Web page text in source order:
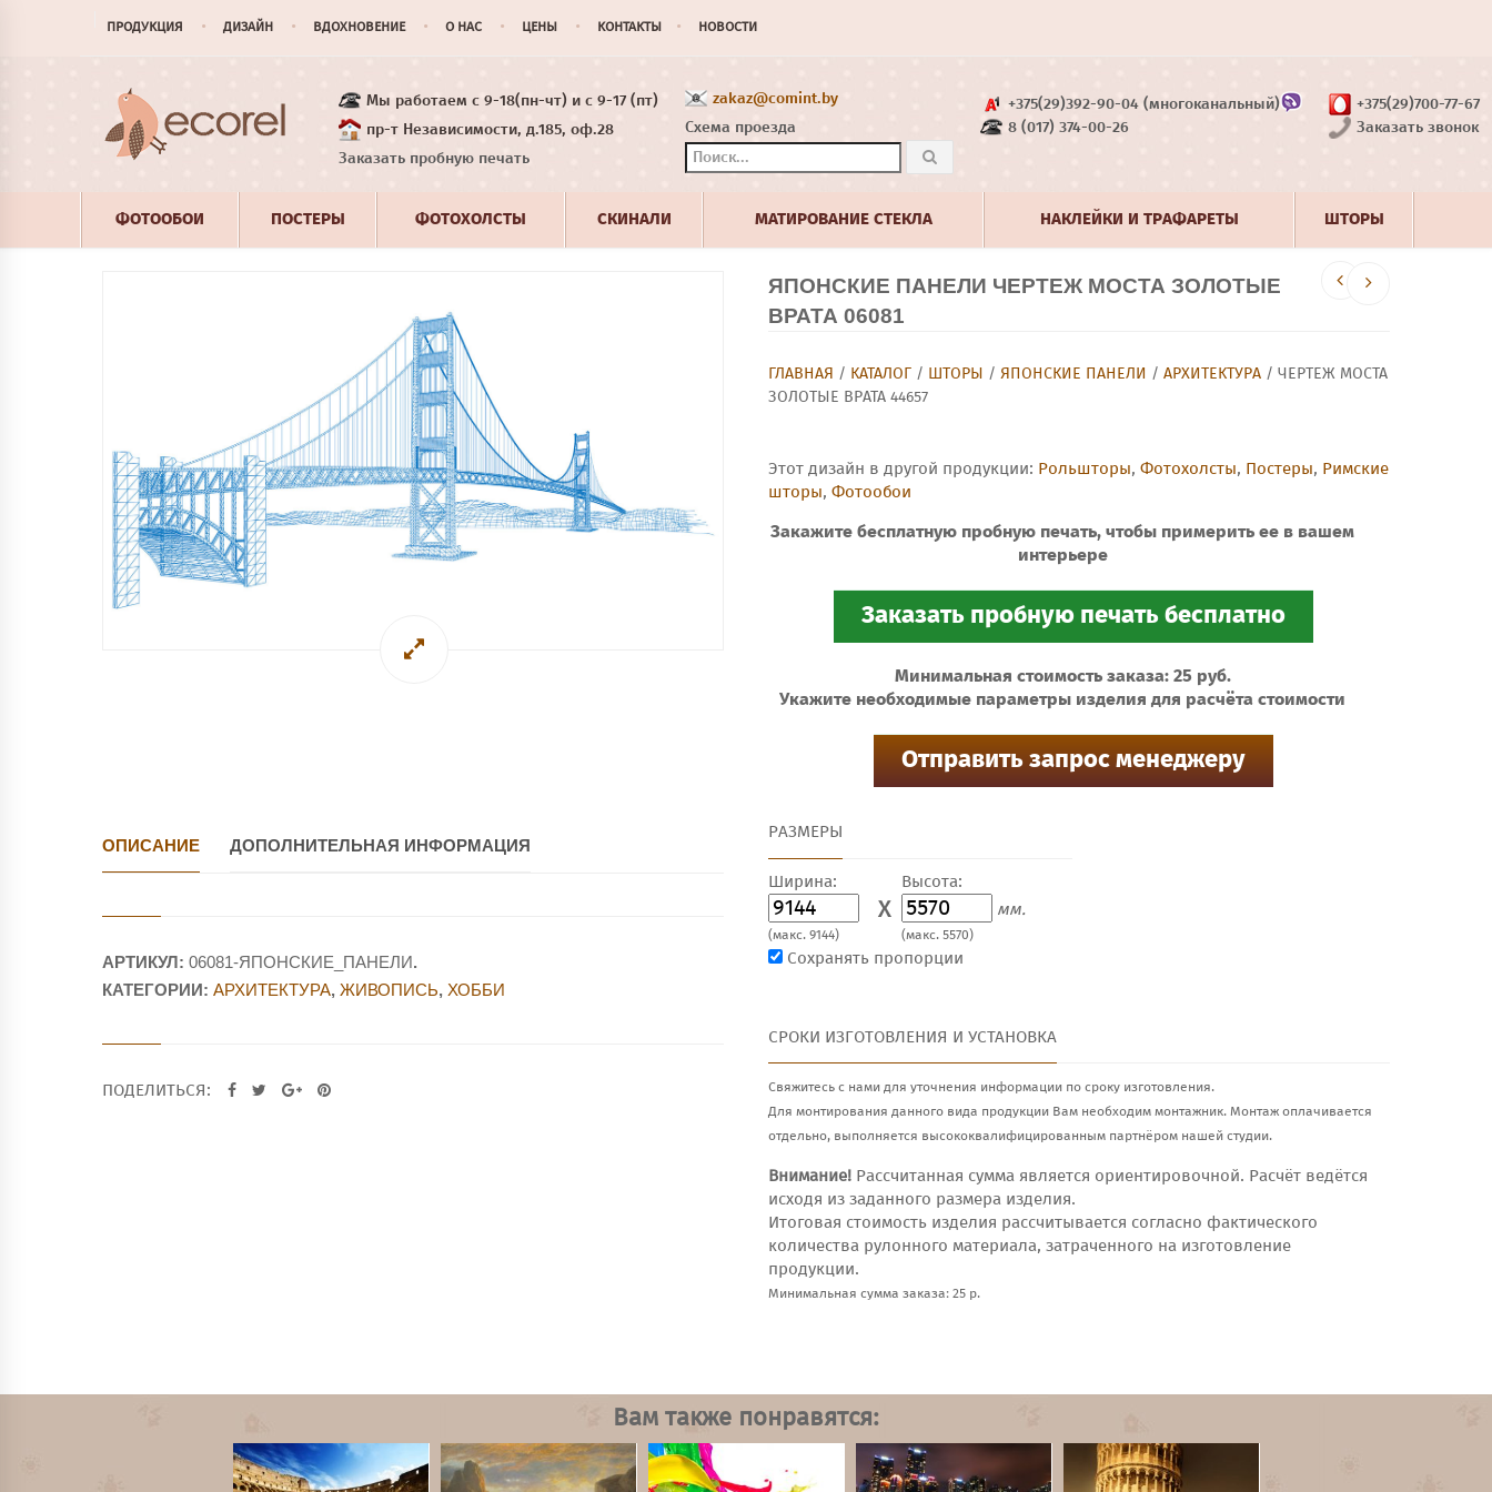
ПРОДУКЦИЯ ДИЗАЙН ВДОХНОВЕНИЕ О НАС ЦЕНЫ КОНТАКТЫ НОВОСТИ
Мы работаем с 9-18(пн-чт) и с 9-17 (пт)
пр-т Независимости, д.185, оф.28
Заказать пробную печать
zakaz@comint.by
Схема проезда
+375(29)392-90-04 (многоканальный)
8 (017) 374-00-26
+375(29)700-77-67
Заказать звонок
ФОТООБОИ ПОСТЕРЫ ФОТОХОЛСТЫ СКИНАЛИ МАТИРОВАНИЕ СТЕКЛА НАКЛЕЙКИ И ТРАФАРЕТЫ ШТОРЫ
ЯПОНСКИЕ ПАНЕЛИ ЧЕРТЕЖ МОСТА ЗОЛОТЫЕ
ВРАТА 06081
ГЛАВНАЯ / КАТАЛОГ / ШТОРЫ / ЯПОНСКИЕ ПАНЕЛИ / АРХИТЕКТУРА / ЧЕРТЕЖ МОСТА
ЗОЛОТЫЕ ВРАТА 44657
Этот дизайн в другой продукции: Рольшторы, Фотохолсты, Постеры, Римские
шторы, Фотообои
Закажите бесплатную пробную печать, чтобы примерить ее в вашем
интерьере
Минимальная стоимость заказа: 25 руб.
Укажите необходимые параметры изделия для расчёта стоимости
РАЗМЕРЫ
Ширина:
X
(макс. 9144)
Высота:
мм.
(макс. 5570)
Сохранять пропорции
СРОКИ ИЗГОТОВЛЕНИЯ И УСТАНОВКА
Свяжитесь с нами для уточнения информации по сроку изготовления.
Для монтирования данного вида продукции Вам необходим монтажник. Монтаж оплачивается
отдельно, выполняется высококвалифицированным партнёром нашей студии.
Внимание! Рассчитанная сумма является ориентировочной. Расчёт ведётся
исходя из заданного размера изделия.
Итоговая стоимость изделия рассчитывается согласно фактического
количества рулонного материала, затраченного на изготовление
продукции.
Минимальная сумма заказа: 25 р.
ОПИСАНИЕ ДОПОЛНИТЕЛЬНАЯ ИНФОРМАЦИЯ
АРТИКУЛ: 06081-ЯПОНСКИЕ_ПАНЕЛИ.
КАТЕГОРИИ: АРХИТЕКТУРА, ЖИВОПИСЬ, ХОББИ
ПОДЕЛИТЬСЯ:
Вам также понравятся: